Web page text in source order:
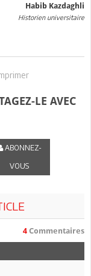
Habib Kazdaghli
Historien universitaire
LE AVEC
ABONNEZ-
VOUS
4 Commentaires